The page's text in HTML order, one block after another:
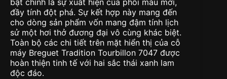
bật chính là sự xuất hiện của phối màu mới,
đầy tính đột phá. Sự kết hợp này mang đến
cho dòng sản phẩm vốn mang đậm tính lịch
sử một hơi thở đương đại vô cùng khác biệt.
Toàn bộ các chi tiết trên mặt hiển thị của cỗ
máy Breguet Tradition Tourbillon 7047 được
hoàn thiện tinh tế với hai sắc thái xanh lam
độc đáo.